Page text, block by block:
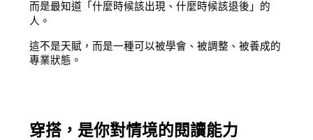
而是最知道「什麼時候該出現、什麼時候該退後」的
人。
這不是天賦，而是一種可以被學會、被調整、被養成的
專業狀態。
穿搭，是你對情境的閱讀能力